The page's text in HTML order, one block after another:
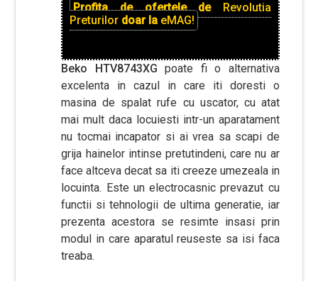
Profita de ofertele de Revolutia
Preturilor doar la eMAG!
Beko HTV8743XGpoate fi o alternativa
excelenta in cazul in care iti doresti o
masina de spalat rufe cu uscator, cu atat
mai mult daca locuiesti intr-un aparatament
nu tocmai incapator si ai vrea sa scapi de
grija hainelor intinse pretutindeni, care nu ar
face altceva decat sa iti creeze umezeala in
locuinta. Este un electrocasnic prevazut cu
functii si tehnologii de ultima generatie, iar
prezenta acestora se resimte insasi prin
modul in care aparatul reuseste sa isi faca
treaba.